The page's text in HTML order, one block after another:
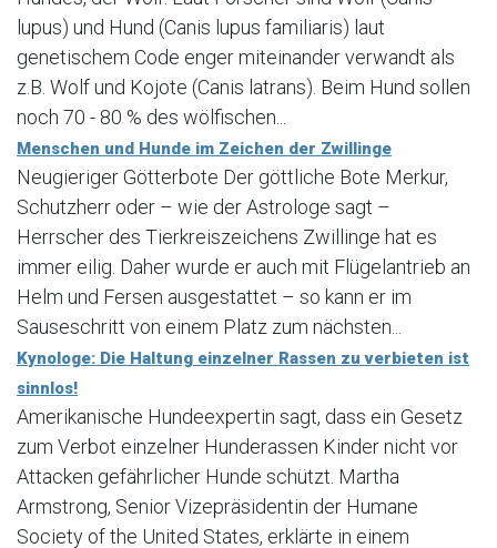
lupus) und Hund (Canis lupus familiaris) laut
genetischem Code enger miteinander verwandt als
z.B. Wolf und Kojote (Canis latrans). Beim Hund sollen
noch 70 - 80 % des wölfischen...
Menschen und Hunde im Zeichen der Zwillinge
Neugieriger Götterbote Der göttliche Bote Merkur,
Schutzherr oder – wie der Astrologe sagt –
Herrscher des Tierkreiszeichens Zwillinge hat es
immer eilig. Daher wurde er auch mit Flügelantrieb an
Helm und Fersen ausgestattet – so kann er im
Sauseschritt von einem Platz zum nächsten...
Kynologe: Die Haltung einzelner Rassen zu verbieten ist
sinnlos!
Amerikanische Hundeexpertin sagt, dass ein Gesetz
zum Verbot einzelner Hunderassen Kinder nicht vor
Attacken gefährlicher Hunde schützt. Martha
Armstrong, Senior Vizepräsidentin der Humane
Society of the United States, erklärte in einem